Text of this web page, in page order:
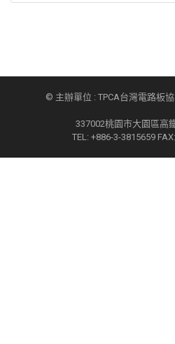
© 主辦單位 : TPCA台灣電路板
337002桃園市大園區高
TEL: +886-3-3815659